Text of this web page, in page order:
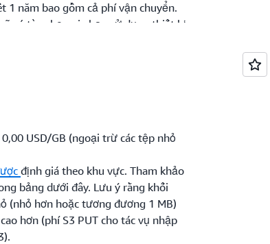
1 năm bao gồm cả phí vận chuyển.
có tùy chọn gia hạn sử dụng thiết bị
USD/GB (ngoại trừ các tệp nhỏ
định giá theo khu vực. Tham khảo
bảng dưới đây. Lưu ý rằng khối
(nhỏ hơn hoặc tương đương 1 MB)
hơn (phí S3 PUT cho tác vụ nhập